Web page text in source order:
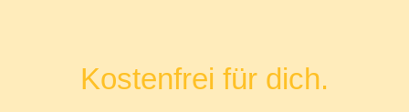
Kostenfrei für dich.